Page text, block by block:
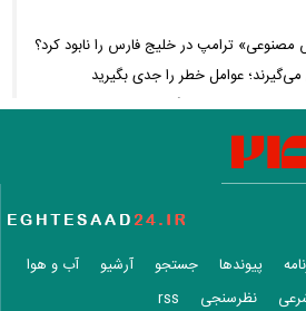
ترامپ در خلیج فارس را نابود کرد؟
عوامل خطر را جدی بگیرید
نزدیک است، اما تنگه هرمز باز نمی‌شود
استقلال؛ مربی ترک‌تبار ماندنی شد
طلایی دولت برای جبران کمبود آب
آخرین مهلت ثبت‌نام بیمه تکمیلی اعلام شد
چه گفت؟ /تأکید رئیس‌جمهور بر وحدت و
پیوندها جستجو آرشیو
آب و هوا
نظرسنجی rss